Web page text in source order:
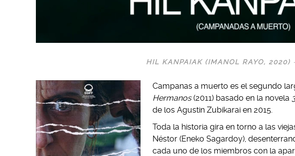
HIL KANPAIAK (IMANOL RAYO, 2020)
Campanas a muerto es el segundo
Hermanos(2011) basado en la novela
de los Agustin Zubikarai en 2015.
Toda la historia gira en torno a las
Néstor (Eneko Sagardoy),
cada uno de los miembros con la